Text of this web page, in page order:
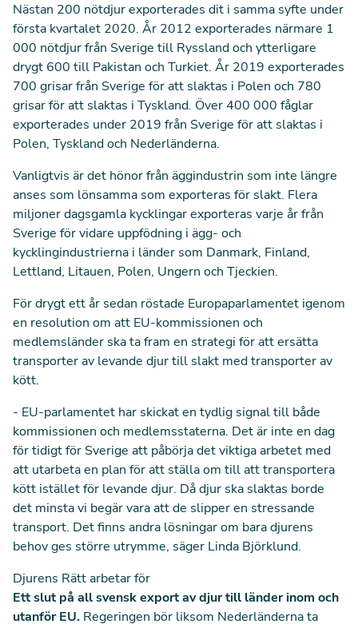
Nästan 200 nötdjur exporterades dit i samma syfte under
första kvartalet 2020. År 2012 exporterades närmare 1
000 nötdjur från Sverige till Ryssland och ytterligare
drygt 600 till Pakistan och Turkiet. År 2019 exporterades
700 grisar från Sverige för att slaktas i Polen och 780
grisar för att slaktas i Tyskland. Över 400 000 fåglar
exporterades under 2019 från Sverige för att slaktas i
Polen, Tyskland och Nederländerna.
Vanligtvis är det hönor från äggindustrin som inte längre
anses som lönsamma som exporteras för slakt. Flera
miljoner dagsgamla kycklingar exporteras varje år från
Sverige för vidare uppfödning i ägg- och
kycklingindustrierna i länder som Danmark, Finland,
Lettland, Litauen, Polen, Ungern och Tjeckien.
För drygt ett år sedan röstade Europaparlamentet igenom
en resolution om att EU-kommissionen och
medlemsländer ska ta fram en strategi för att ersätta
transporter av levande djur till slakt med transporter av
kött.
- EU-parlamentet har skickat en tydlig signal till både
kommissionen och medlemsstaterna. Det är inte en dag
för tidigt för Sverige att påbörja det viktiga arbetet med
att utarbeta en plan för att ställa om till att transportera
kött istället för levande djur. Då djur ska slaktas borde
det minsta vi begär vara att de slipper en stressande
transport. Det finns andra lösningar om bara djurens
behov ges större utrymme, säger Linda Björklund.
Djurens Rätt arbetar för
Ett slut på all svensk export av djur till länder inom och
utanför EU. Regeringen bör liksom Nederländerna ta